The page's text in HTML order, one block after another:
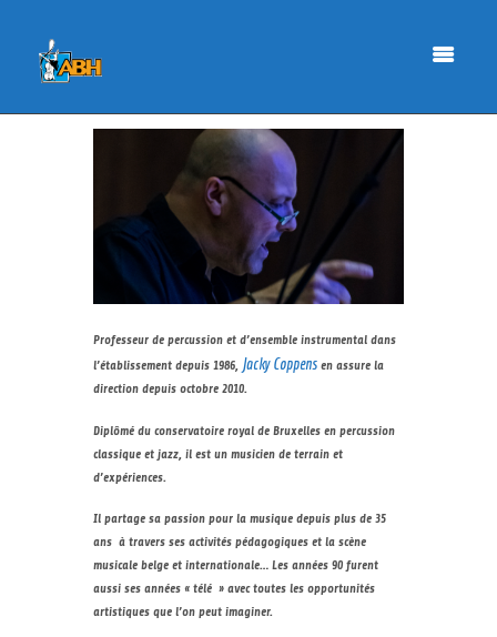
Professeur de percussion et d’ensemble instrumental dans
l’établissement depuis 1986, Jacky Coppens en assure la
direction depuis octobre 2010.
Diplômé du conservatoire royal de Bruxelles en percussion
classique et jazz, il est un musicien de terrain et
d’expériences.
Il partage sa passion pour la musique depuis plus de 35
ans à travers ses activités pédagogiques et la scène
musicale belge et internationale… Les années 90 furent
aussi ses années « télé » avec toutes les opportunités
artistiques que l’on peut imaginer.